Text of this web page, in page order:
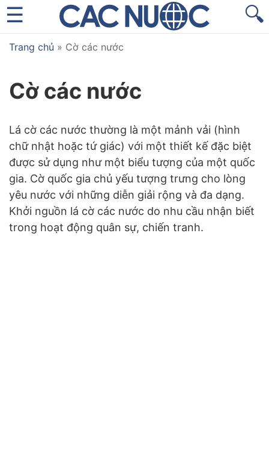
🔍
Trang chủ » Cờ các nước
Cờ các nước
Lá cờ các nước thường là một mảnh vải (hình
chữ nhật hoặc tứ giác) với một thiết kế đặc biệt
được sử dụng như một biểu tượng của một quốc
gia. Cờ quốc gia chủ yếu tượng trưng cho lòng
yêu nước với những diễn giải rộng và đa dạng.
Khởi nguồn lá cờ các nước do nhu cầu nhận biết
trong hoạt động quân sự, chiến tranh.